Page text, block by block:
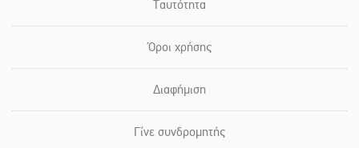
Ταυτότητα
Όροι χρήσης
Διαφήμιση
Γίνε συνδρομητής